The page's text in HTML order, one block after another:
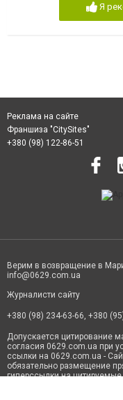
Я
Реклама на сайте
Франшиза "CitySites"
+380 (98) 122-86-51
Верим в возвращение в
info@0629.com.ua
Журналисти сайту
+380 (98) 234-63-66, +380
Допускается цитирование
согласия 0629.com.ua при
ссылки на 0629.com.ua -
обязательно размещение
гиперссылки на цитируемые